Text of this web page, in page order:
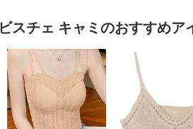
ビスチェ キャミ のおすすめア